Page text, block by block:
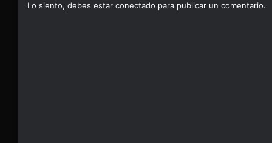
Lo siento, debes estar conectado para publicar un comentario.